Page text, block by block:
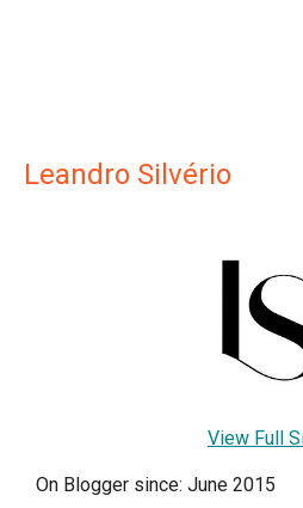
Leandro Silvério
View Full
On Blogger since: June 2015